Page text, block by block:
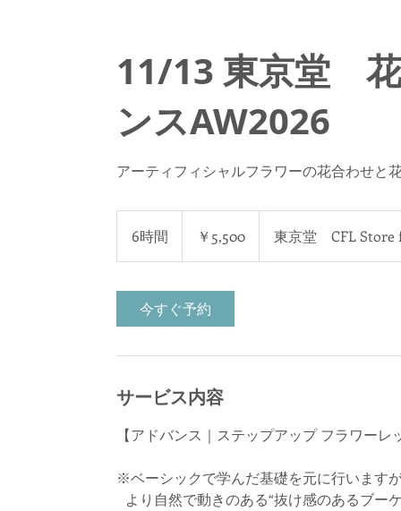
11/13 東京堂
ンスAW2026
アーティフィシャルフラワーの花合わせと
6時間
時
￥5,500 東京堂 CFL Store
今すぐ予約
サービス内容
【アドバンス｜ステップアップ フラワーレ
※ベーシックで学んだ基礎を元に行います
より自然で動きのある“抜け感のあるブー